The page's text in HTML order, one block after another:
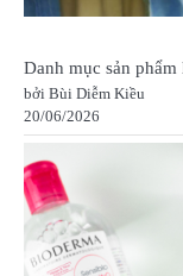
Danh mục sản
bởi Bùi Diễm Kiều
20/06/2026